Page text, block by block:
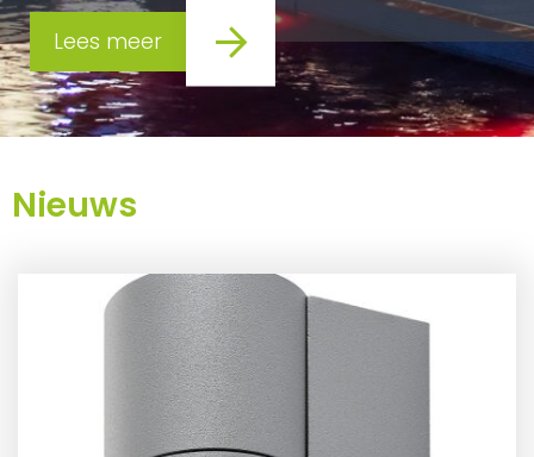
Lees meer
Nieuws